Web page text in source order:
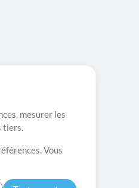
mesurer les
tiers.
Vous